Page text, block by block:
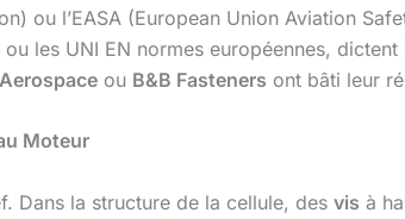
ou l’EASA (European Union Aviation
les UNI EN normes européennes,
ou B&B Fasteners ont bâti leur
Moteur
Dans la structure de la cellule, des vis à